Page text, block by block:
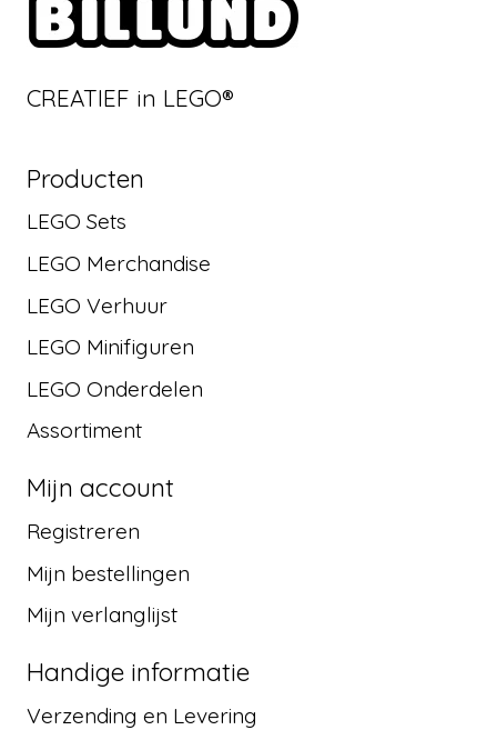
CREATIEF in LEGO®
Producten
LEGO Sets
LEGO Merchandise
LEGO Verhuur
LEGO Minifiguren
LEGO Onderdelen
Assortiment
Mijn account
Registreren
Mijn bestellingen
Mijn verlanglijst
Handige informatie
Verzending en Levering